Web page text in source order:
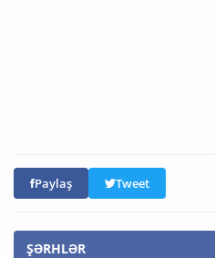
Paylaş Tweet
ŞƏRHLƏR